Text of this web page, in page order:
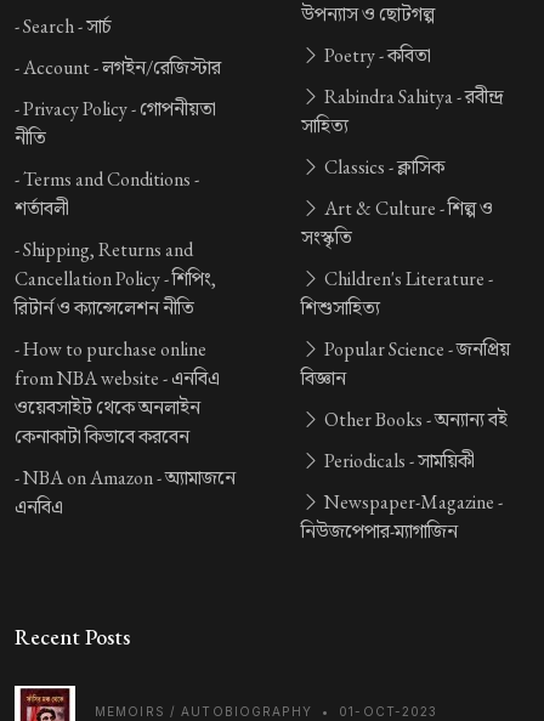
-Search -সার্চ
-Account -লগইন/রেজিস্টার
-Privacy Policy -গোপনীয়তা
নীতি
-Terms and Conditions -
শর্তাবলী
-Shipping, Returns and
Cancellation Policy -শিপিং,
রিটার্ন ও ক্যান্সেলেশন নীতি
-How to purchase online
from NBA website -এনবিএ
ওয়েবসাইট থেকে অনলাইন
কেনাকাটা কিভাবে করবেন
-NBA on Amazon -অ্যামাজনে
এনবিএ
উপন্যাস ও ছোটগল্প
Poetry -কবিতা
Rabindra Sahitya -রবীন্দ্র
সাহিত্য
Classics -ক্লাসিক
Art & Culture -শিল্প ও
সংস্কৃতি
Children's Literature -
শিশুসাহিত্য
Popular Science -জনপ্রিয়
বিজ্ঞান
Other Books -অন্যান্য বই
Periodicals -সাময়িকী
Newspaper-Magazine -
নিউজপেপার-ম্যাগাজিন
Recent Posts
MEMOIRS / AUTOBIOGRAPHY • 01-OCT-2023